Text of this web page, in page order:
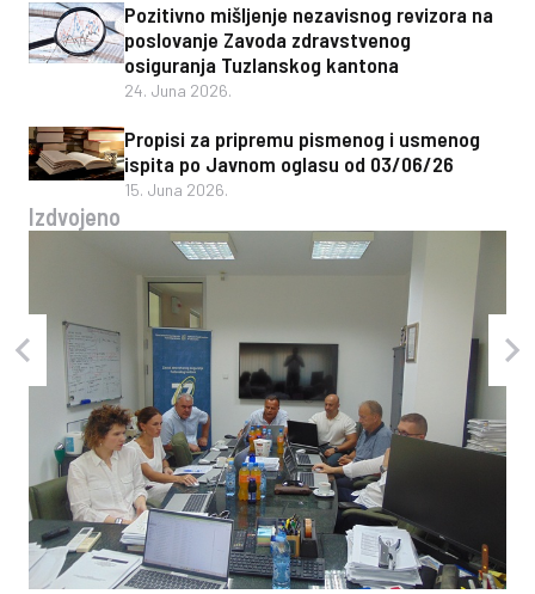
Pozitivno mišljenje nezavisnog revizora na
poslovanje Zavoda zdravstvenog
osiguranja Tuzlanskog kantona
24. Juna 2026.
Propisi za pripremu pismenog i usmenog
ispita po Javnom oglasu od 03/06/26
15. Juna 2026.
Izdvojeno